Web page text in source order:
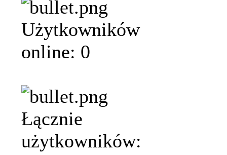
Użytkowników
online: 0
Łącznie
użytkowników: